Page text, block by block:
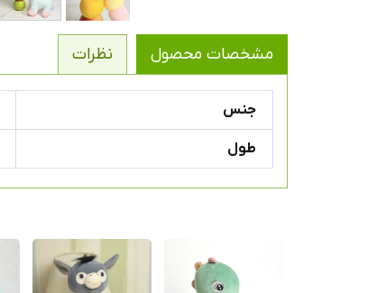
مشخصات محصول نظرات
جنس
طول